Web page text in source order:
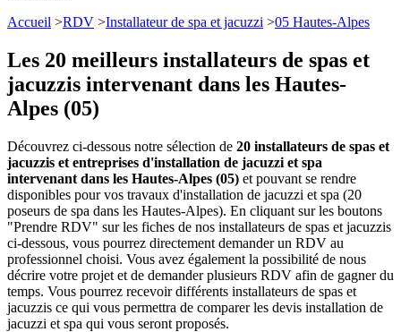
Accueil >RDV >Installateur de spa et jacuzzi >05 Hautes-Alpes
Les 20 meilleurs installateurs de spas et
jacuzzis intervenant dans les Hautes-
Alpes (05)
Découvrez ci-dessous notre sélection de 20 installateurs de spas et
jacuzzis et entreprises d'installation de jacuzzi et spa
intervenant dans les Hautes-Alpes (05) et pouvant se rendre
disponibles pour vos travaux d'installation de jacuzzi et spa (20
poseurs de spa dans les Hautes-Alpes). En cliquant sur les boutons
"Prendre RDV" sur les fiches de nos installateurs de spas et jacuzzis
ci-dessous, vous pourrez directement demander un RDV au
professionnel choisi. Vous avez également la possibilité de nous
décrire votre projet et de demander plusieurs RDV afin de gagner du
temps. Vous pourrez recevoir différents installateurs de spas et
jacuzzis ce qui vous permettra de comparer les devis installation de
jacuzzi et spa qui vous seront proposés.